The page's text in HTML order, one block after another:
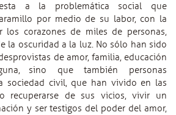
a la problemática social que
por medio de su labor, con la
corazones de miles de personas,
la oscuridad a la luz. No sólo han sido
de amor, familia, educación
sino que también personas
sociedad civil, que han vivido en las
recuperarse de sus vicios, vivir un
y ser testigos del poder del amor,